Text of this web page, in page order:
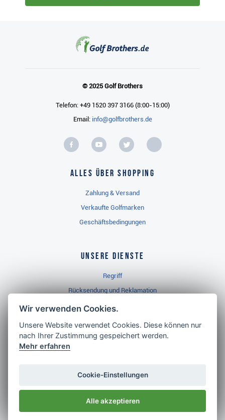
© 2025 Golf Brothers
Telefon: +49 1520 397 3166 (8:00-15:00)
Email: info@golfbrothers.de
Alles über Shopping
Zahlung & Versand
Verkaufte Golfmarken
Geschäftsbedingungen
Unsere Dienste
Regriff
Rücksendung und Reklamation
Widerrufsbelehrung
Golf Brothers.de
Neuheiten
Impressum
Wir verwenden Cookies.
Unsere Website verwendet Cookies. Diese können nur
nach Ihrer Zustimmung gespeichert werden.
Mehr erfahren
Cookie-Einstellungen
Alle akzeptieren